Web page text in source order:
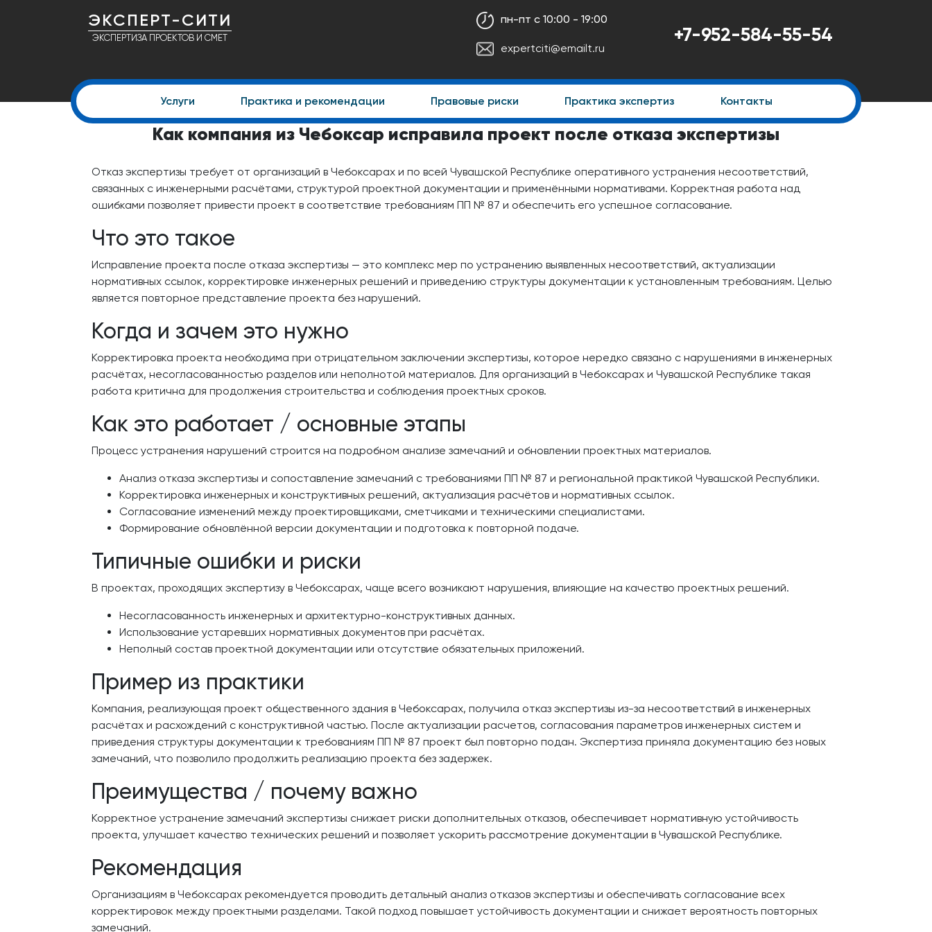
ЭКСПЕРТ-СИТИ
ЭКСПЕРТИЗА ПРОЕКТОВ И СМЕТ
пн-пт с 10:00 - 19:00
expertciti@emailt.ru
+7-952-584-55-54
Услуги Практика и рекомендации Правовые риски Практика экспертиз Контакты
Как компания из Чебоксар исправила проект после отказа экспертизы
Отказ экспертизы требует от организаций в Чебоксарах и по всей Чувашской Республике оперативного устранения несоответствий,
связанных с инженерными расчётами, структурой проектной документации и применёнными нормативами. Корректная работа над
ошибками позволяет привести проект в соответствие требованиям ПП № 87 и обеспечить его успешное согласование.
Что это такое
Исправление проекта после отказа экспертизы — это комплекс мер по устранению выявленных несоответствий, актуализации
нормативных ссылок, корректировке инженерных решений и приведению структуры документации к установленным требованиям. Целью
является повторное представление проекта без нарушений.
Когда и зачем это нужно
Корректировка проекта необходима при отрицательном заключении экспертизы, которое нередко связано с нарушениями в инженерных
расчётах, несогласованностью разделов или неполнотой материалов. Для организаций в Чебоксарах и Чувашской Республике такая
работа критична для продолжения строительства и соблюдения проектных сроков.
Как это работает / основные этапы
Процесс устранения нарушений строится на подробном анализе замечаний и обновлении проектных материалов.
Анализ отказа экспертизы и сопоставление замечаний с требованиями ПП № 87 и региональной практикой Чувашской Республики.
Корректировка инженерных и конструктивных решений, актуализация расчётов и нормативных ссылок.
Согласование изменений между проектировщиками, сметчиками и техническими специалистами.
Формирование обновлённой версии документации и подготовка к повторной подаче.
Типичные ошибки и риски
В проектах, проходящих экспертизу в Чебоксарах, чаще всего возникают нарушения, влияющие на качество проектных решений.
Несогласованность инженерных и архитектурно-конструктивных данных.
Использование устаревших нормативных документов при расчётах.
Неполный состав проектной документации или отсутствие обязательных приложений.
Пример из практики
Компания, реализующая проект общественного здания в Чебоксарах, получила отказ экспертизы из-за несоответствий в инженерных
расчётах и расхождений с конструктивной частью. После актуализации расчетов, согласования параметров инженерных систем и
приведения структуры документации к требованиям ПП № 87 проект был повторно подан. Экспертиза приняла документацию без новых
замечаний, что позволило продолжить реализацию проекта без задержек.
Преимущества / почему важно
Корректное устранение замечаний экспертизы снижает риски дополнительных отказов, обеспечивает нормативную устойчивость
проекта, улучшает качество технических решений и позволяет ускорить рассмотрение документации в Чувашской Республике.
Рекомендация
Организациям в Чебоксарах рекомендуется проводить детальный анализ отказов экспертизы и обеспечивать согласование всех
корректировок между проектными разделами. Такой подход повышает устойчивость документации и снижает вероятность повторных
замечаний.